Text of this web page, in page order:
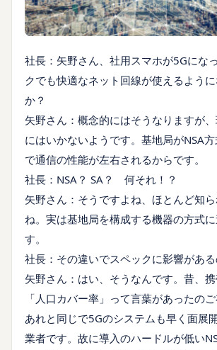
社長：矢野さん、社用スマホが5Gにな
クでも快適なネット回線が使えるよう
か？
矢野さん：概念的にはそうなりますが
にはいかないようです。基地局がNSA
で通信の性能が左右されるからです。
社長：NSA？ SA？ 何それ！？
矢野さん：そうですよね、ほとんど知
ね。実は基地局を構成する機器の方式
す。
社長：その違いでスペックに影響がある
矢野さん：はい、そうなんです。昔、
「人口カバー率」って言葉があったの
あれと同じで5Gのシステムも早く面展
業者です。故に導入のハードルが低い